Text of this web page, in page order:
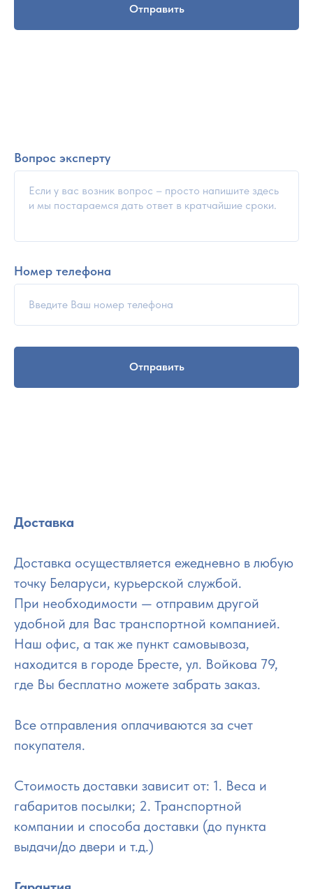
Отправить
Вопрос эксперту
Номер телефона
Отправить
Доставка
Доставка осуществляется ежедневно в любую
точку Беларуси, курьерской службой.
При необходимости — отправим другой
удобной для Вас транспортной компанией.
Наш офис, а так же пункт самовывоза,
находится в городе Бресте, ул. Войкова 79,
где Вы бесплатно можете забрать заказ.
Все отправления оплачиваются за счет
покупателя.
Стоимость доставки зависит от: 1. Веса и
габаритов посылки; 2. Транспортной
компании и способа доставки (до пункта
выдачи/до двери и т.д.)